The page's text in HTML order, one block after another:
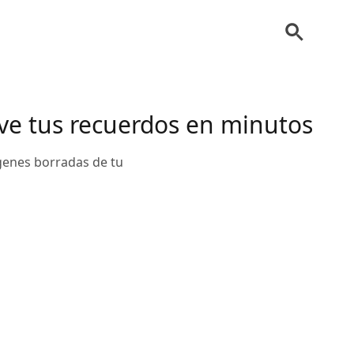
tus recuerdos en minutos
borradas de tu